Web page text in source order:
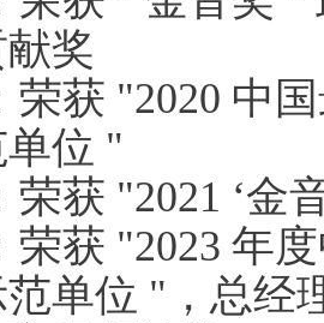
奖
荣获 "2020 中
位 "
荣获 "2021 ‘
荣获 "2023 年
单位 "，总经